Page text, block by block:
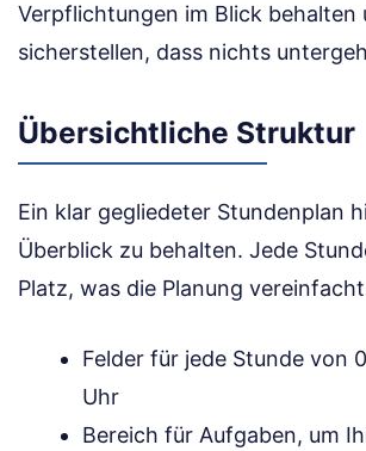
Verpflichtungen im Blick behalten
sicherstellen, dass nichts
Übersichtliche Struktur
Ein klar gegliedeter Stundenplan
Überblick zu behalten. Jede
Platz, was die Planung
Felder für jede Stunde von
Uhr
Bereich für Aufgaben, um